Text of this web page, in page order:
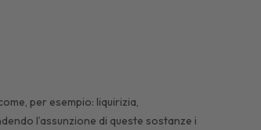
per esempio: liquirizia,
l’assunzione di queste sostanze i